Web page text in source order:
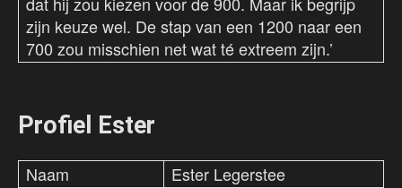
zijn keuze wel. De stap van een 1200 naar een
700 zou misschien net wat té extreem zijn.’
Profiel Ester
Naam
Ester Legerstee